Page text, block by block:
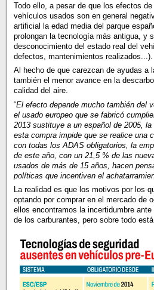
Todo ello, a pesar de que los efectos
vehículos usados son en general
artificial la edad media del parque
prolongan la tecnología más antigua, y
desconocimiento del estado real del
defectos, mantenimientos realizados...).
Al hecho de que carezcan de ayudas a
también el menor avance en la
calidad del aire.
“El efecto depende mucho también del
el usado europeo que se fabricó
2013 sustituye a un español de 2005,
esta compra impide que se realice una
con todas los ADAS obligatorios, la
de este año, con un 21,5 % de las
usados de más de 15 años, hacen
políticas que incentiven el
La realidad es que los motivos por los
optando por comprar en el mercado de
ellos encontramos la incertidumbre
de los carburantes, pero sobre todo